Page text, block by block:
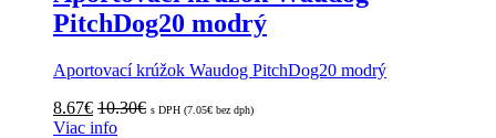
PitchDog20 modrý
Aportovací krúžok Waudog PitchDog20 modrý
8.67€ 10.30€ s DPH (7.05€ bez dph)
Viac info